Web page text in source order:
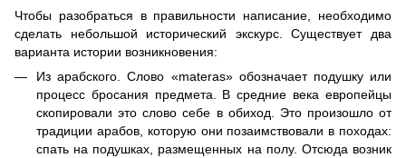
Чтобы разобраться в правильности написание, необходимо
сделать небольшой исторический экскурс. Существует два
варианта истории возникновения:
Из арабского. Слово «materas» обозначает подушку или
процесс бросания предмета. В средние века европейцы
скопировали это слово себе в обиход. Это произошло от
традиции арабов, которую они позаимствовали в походах:
спать на подушках, размещенных на полу. Отсюда возник